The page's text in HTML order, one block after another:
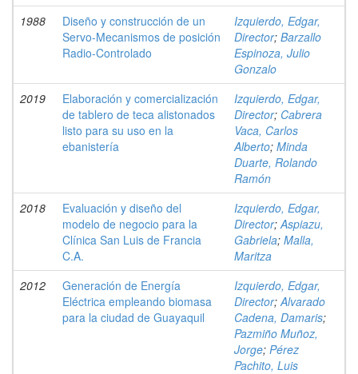
1988
Diseño y construcción de un
Servo-Mecanismos de posición
Radio-Controlado
Izquierdo, Edgar,
Director; Barzallo
Espinoza, Julio
Gonzalo
2019
Elaboración y comercialización
de tablero de teca alistonados
listo para su uso en la
ebanistería
Izquierdo, Edgar,
Director; Cabrera
Vaca, Carlos
Alberto; Minda
Duarte, Rolando
Ramón
2018
Evaluación y diseño del
modelo de negocio para la
Clínica San Luis de Francia
C.A.
Izquierdo, Edgar,
Director;Aspiazu,
Gabriela; Malla,
Maritza
2012
Generación de Energía
Eléctrica empleando biomasa
para la ciudad de Guayaquil
Izquierdo, Edgar,
Director;Alvarado
Cadena, Damaris;
Pazmiño Muñoz,
Jorge; Pérez
Pachito, Luis